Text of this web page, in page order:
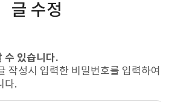
글 수정
수 있습니다.
작성시 입력한 비밀번호를 입력하여
다.